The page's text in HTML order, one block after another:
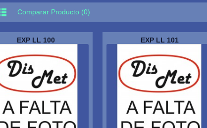
Comparar Producto (0)
EXP LL 100 EXP LL 101